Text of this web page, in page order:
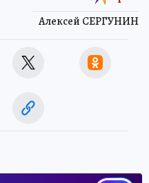
Алексей СЕРГУНИН